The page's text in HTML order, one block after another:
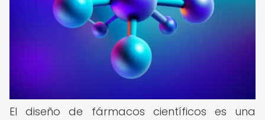
El diseño de fármacos científicos es una